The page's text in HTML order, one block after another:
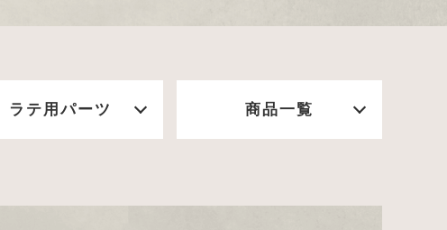
ラテ用パーツ 商品一覧